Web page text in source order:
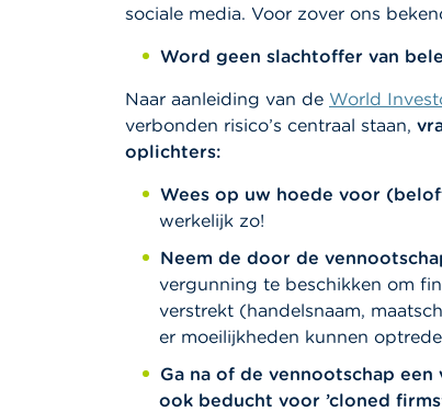
sociale media. Voor zover ons
Word geen slachtoffer van
Naar aanleiding van de World
verbonden risico’s centraal staan,
oplichters:
Wees op uw hoede voor
werkelijk zo!
Neem de door de
vergunning te beschikken om
verstrekt (handelsnaam,
er moeilijkheden kunnen
Ga na of de vennootschap
ook beducht voor ’cloned